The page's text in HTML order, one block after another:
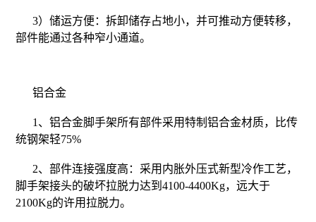
3）储运方便：拆卸储存占地小，并可推动方便转移，
部件能通过各种窄小通道。
铝合金
1、铝合金脚手架所有部件采用特制铝合金材质，比传
统钢架轻75%
2、部件连接强度高：采用内胀外压式新型冷作工艺，
脚手架接头的破坏拉脱力达到4100-4400Kg，远大于
2100Kg的许用拉脱力。